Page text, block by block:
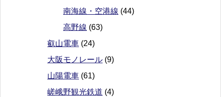
南海線・空港線 (44)
高野線 (63)
叡山電車 (24)
大阪モノレール (9)
山陽電車 (61)
嵯峨野観光鉄道 (4)